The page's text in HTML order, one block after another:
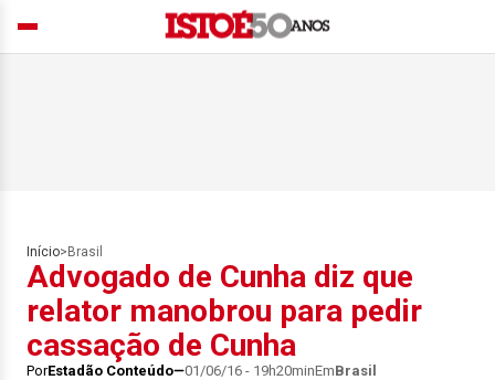
Início> Brasil
Advogado de Cunha diz que
relator manobrou para pedir
cassação de Cunha
PorEstadão Conteúdo 01/06/16 - 19h20minEmBrasil